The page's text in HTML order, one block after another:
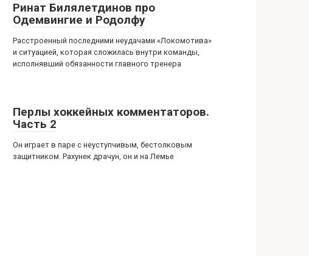
Ринат Билялетдинов про
Одемвингие и Родолфу
Расстроенный последними неудачами «Локомотива»
и ситуацией, которая сложилась внутри команды,
исполнявший обязанности главного тренера
Перлы хоккейных комментаторов.
Часть 2
Он играет в паре с неуступчивым, бестолковым
защитником. Рахунек драчун, он и на Лемье